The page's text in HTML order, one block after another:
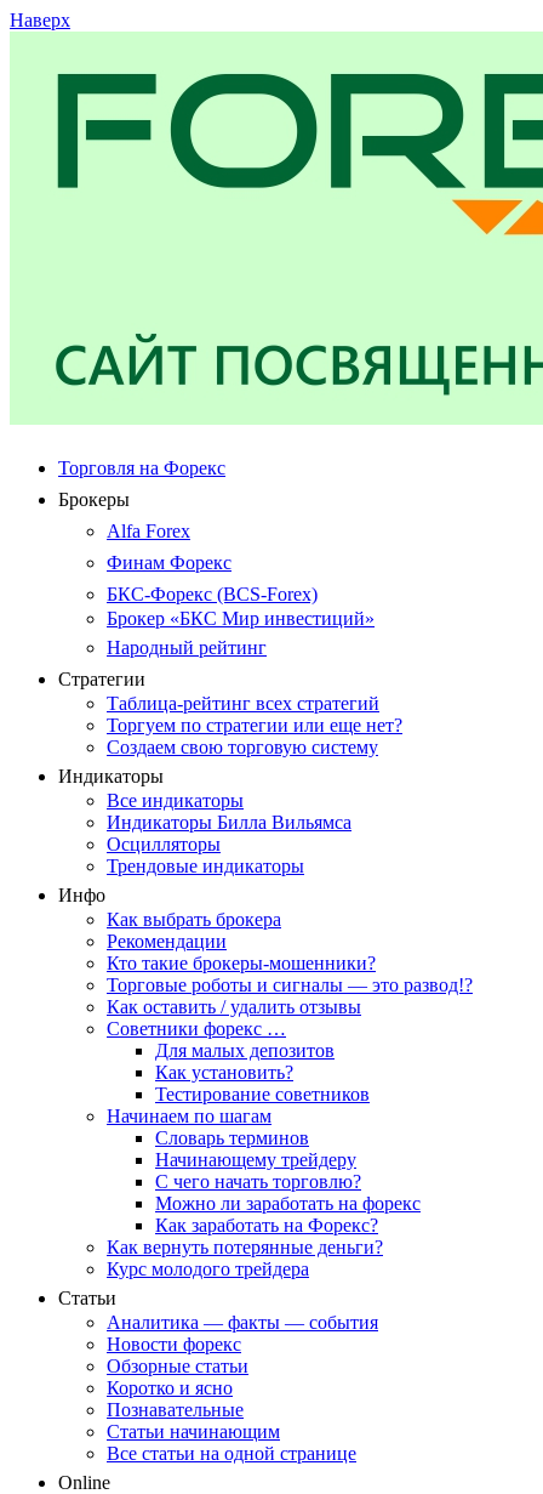
Наверх
Торговля на Форекс
Брокеры
Alfa Forex
Финам Форекс
БКС-Форекс (BCS-Forex)
Брокер «БКС Мир инвестиций»
Народный рейтинг
Стратегии
Таблица-рейтинг всех стратегий
Торгуем по стратегии или еще нет?
Создаем свою торговую систему
Индикаторы
Все индикаторы
Индикаторы Билла Вильямса
Осцилляторы
Трендовые индикаторы
Инфо
Как выбрать брокера
Рекомендации
Кто такие брокеры-мошенники?
Торговые роботы и сигналы — это развод!?
Как оставить / удалить отзывы
Советники форекс …
Для малых депозитов
Как установить?
Тестирование советников
Начинаем по шагам
Словарь терминов
Начинающему трейдеру
С чего начать торговлю?
Можно ли заработать на форекс
Как заработать на Форекс?
Как вернуть потерянные деньги?
Курс молодого трейдера
Статьи
Аналитика — факты — события
Новости форекс
Обзорные статьи
Коротко и ясно
Познавательные
Статьи начинающим
Все статьи на одной странице
Online